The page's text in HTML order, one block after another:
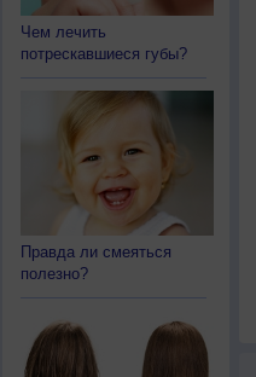
Чем лечить
потрескавшиеся губы?
Правда ли смеяться
полезно?